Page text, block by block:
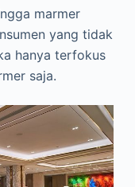
marmer
yang tidak
hanya terfokus
saja.